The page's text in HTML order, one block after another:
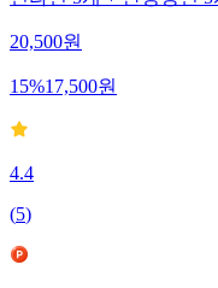
신라면 5개 + 안성탕면
20,500원
15%17,500원
4.4
(5)